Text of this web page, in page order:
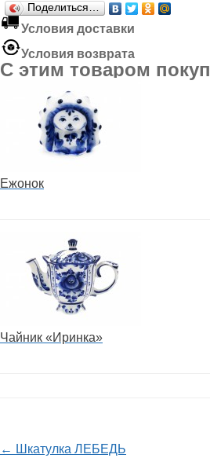
Поделиться…
Условия доставки
Условия возврата
C этим товаром
Ежонок
Чайник «Иринка»
← Шкатулка ЛЕБЕДЬ